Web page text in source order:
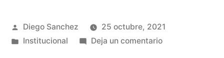
Diego Sanchez
25 octubre, 2021
Institucional
Deja un comentario